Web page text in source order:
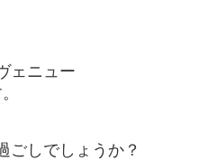
ェニュー
ごしでしょうか？